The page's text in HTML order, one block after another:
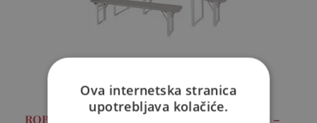
ROBA - dječja sklopiva sjedeća garnitura Party –
Ova internetska stranica
upotrebljava kolačiće.